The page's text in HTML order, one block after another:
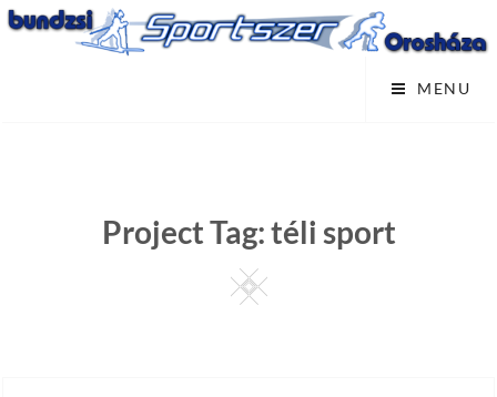
Skip
MENU
Project Tag:téli sport
Square